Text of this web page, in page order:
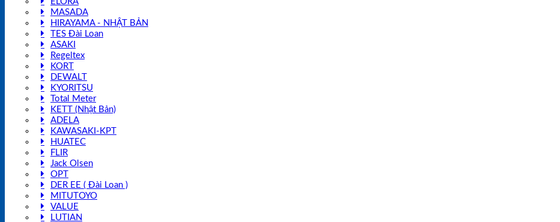
MASADA
HIRAYAMA - NHẬT BẢN
TES Đài Loan
ASAKI
Regeltex
KORT
DEWALT
KYORITSU
Total Meter
KETT (Nhật Bản)
ADELA
KAWASAKI-KPT
HUATEC
FLIR
Jack Olsen
OPT
DER EE ( Đài Loan )
MITUTOYO
VALUE
LUTIAN